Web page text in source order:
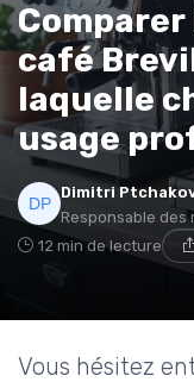
Comparer
café
laquelle
usage
Dimitri
Responsable des
12 min de lecture
Vous hésitez